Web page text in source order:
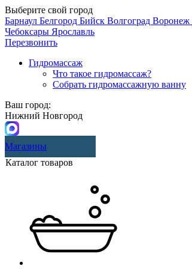
Выберите свой город
Барнаул Белгород Бийск Волгоград Воронеж
Чебоксары Ярославль
Перезвонить
Гидромассаж
Что такое гидромассаж?
Собрать гидромассажную ванну
Ваш город:
Нижний Новгород
Магазины
Каталог товаров